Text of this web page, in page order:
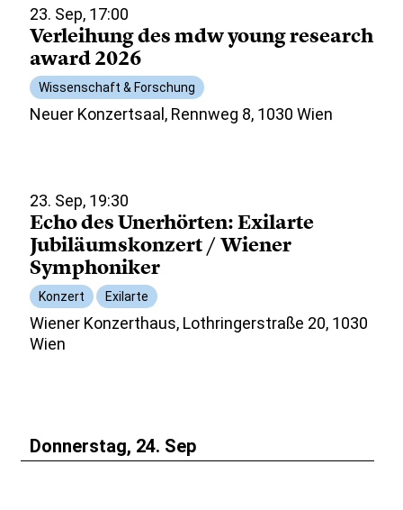
23. Sep, 17:00
Verleihung des mdw young research
award 2026
Wissenschaft & Forschung
Neuer Konzertsaal, Rennweg 8, 1030 Wien
23. Sep, 19:30
Echo des Unerhörten: Exilarte
Jubiläumskonzert / Wiener
Symphoniker
Konzert Exilarte
Wiener Konzerthaus, Lothringerstraße 20, 1030
Wien
Donnerstag, 24. Sep